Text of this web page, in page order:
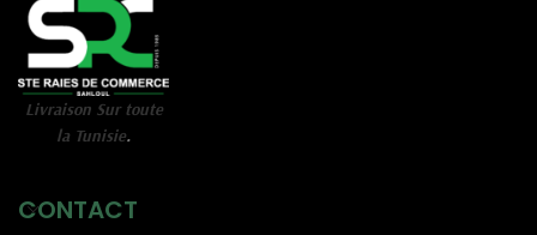
Livraison Sur toute
la Tunisie.
CONTACT